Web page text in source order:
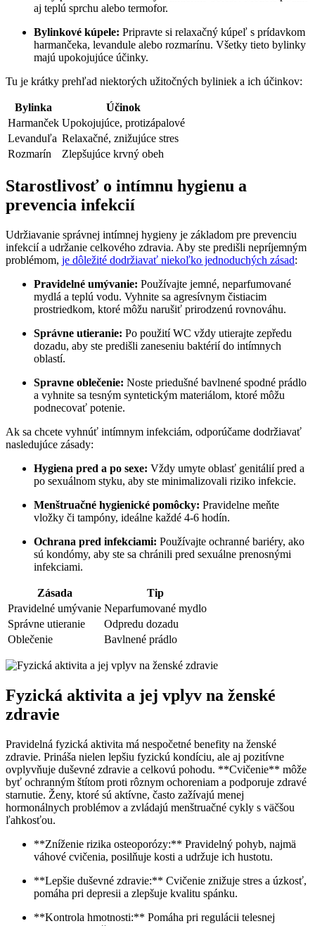
aj teplú‌ sprchu alebo⁤ termofor.
Bylinkové kúpele: Pripravte si relaxačný kúpeľ s ​prídavkom
harmančeka, levandule alebo ⁤rozmarínu. Všetky tieto bylinky‌
majú upokojujúce účinky.
Tu je krátky⁤ prehľad niektorých užitočných byliniek a ich účinkov:
Bylinka
Účinok
Harmanček Upokojujúce, protizápalové
Levanduľa Relaxačné, znižujúce stres
Rozmarín
Zlepšujúce krvný obeh
Starostlivosť o intímnu hygienu a
prevencia infekcií
Udržiavanie⁣ správnej intímnej hygieny je základom pre prevenciu
infekcií a udržanie ‌celkového zdravia. Aby ste predišli‍ nepríjemným
problémom,⁤ je dôležité dodržiavať niekoľko jednoduchých zásad:
Pravidelné umývanie: Používajte jemné, neparfumované
mydlá a teplú vodu. Vyhnite sa agresívnym čistiacim
prostriedkom, ktoré môžu narušiť prirodzenú⁣ rovnováhu.
Správne ​utieranie: Po použití WC vždy utierajte zepředu
dozadu, ⁢aby ste predišli zaneseniu baktérií do​ intímnych
oblastí.
Spravne oblečenie: Noste priedušné bavlnené spodné prádlo
a vyhnite‍ sa tesným syntetickým‌ materiálom, ⁣ktoré môžu
podnecovať potenie.
Ak sa chcete vyhnúť intímnym infekciám, odporúčame dodržiavať
nasledujúce zásady:
Hygiena pred a po‌ sexe: Vždy umyte oblasť genitálií pred a
po sexuálnom‍ styku, aby ste minimalizovali⁣ riziko ⁤infekcie.
Menštruačné ‍hygienické pomôcky: ‌Pravidelne meňte
vložky či tampóny, ⁢ideálne každé⁣ 4-6 hodín.
Ochrana pred infekciami: Používajte ochranné ⁣bariéry, ako⁤
sú kondómy, aby⁣ ste⁢ sa chránili pred sexuálne prenosnými
infekciami.
Zásada
Tip
Pravidelné umývanie Neparfumované mydlo
Správne utieranie
Odpredu dozadu
Oblečenie
Bavlnené prádlo
Fyzická aktivita a jej vplyv na‍ ženské
zdravie
Pravidelná fyzická aktivita má nespočetné benefity na ženské
zdravie. Prináša nielen lepšiu ​fyzickú kondíciu, ale aj pozitívne
ovplyvňuje duševné zdravie a celkovú pohodu. **Cvičenie** môže
byť ochranným​ štítom proti ‌rôznym ochoreniam a podporuje zdravé
starnutie. Ženy, ktoré sú aktívne,‌ často zažívajú menej
hormonálnych problémov a zvládajú menštruačné cykly s väčšou
ľahkosťou.
**Zníženie rizika osteoporózy:**‌ Pravidelný pohyb, najmä
váhové‍ cvičenia, posilňuje kosti a udržuje⁤ ich hustotu.
**Lepšie duševné zdravie:** Cvičenie znižuje stres a úzkosť,
pomáha ‍pri ​depresii a⁢ zlepšuje kvalitu spánku.
**Kontrola ⁤hmotnosti:** Pomáha pri​ regulácii telesnej